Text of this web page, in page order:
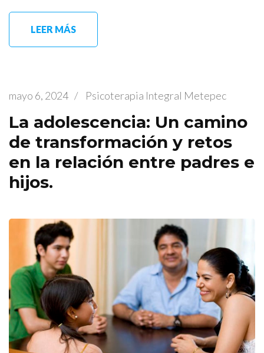
LEER MÁS
mayo 6, 2024 / Psicoterapia Integral Metepec
La adolescencia: Un camino
de transformación y retos
en la relación entre padres e
hijos.